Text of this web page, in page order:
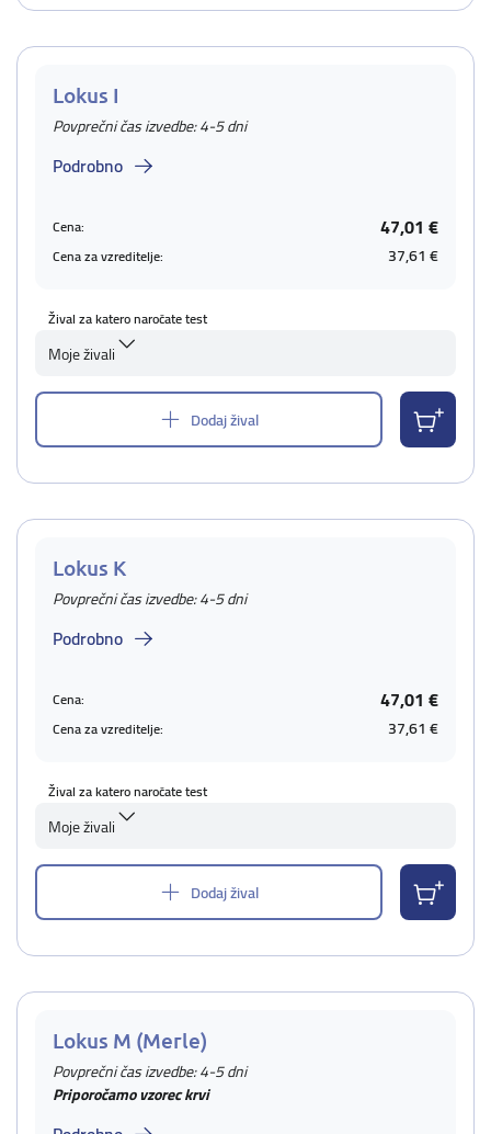
Lokus I
Povprečni čas izvedbe: 4-5 dni
Podrobno
Cena: 47,01 €
Cena za vzreditelje: 37,61 €
Žival za katero naročate test
Moje živali
Dodaj žival
Lokus K
Povprečni čas izvedbe: 4-5 dni
Podrobno
Cena: 47,01 €
Cena za vzreditelje: 37,61 €
Žival za katero naročate test
Moje živali
Dodaj žival
Lokus M (Merle)
Povprečni čas izvedbe: 4-5 dni
Priporočamo vzorec krvi